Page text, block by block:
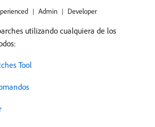
Admin Developer
utilizando cualquiera de los
Tool